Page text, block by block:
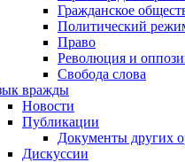
Гражданское
Политический
Право
Революция и
Свобода слова
вражды
Новости
Публикации
Документы других
Дискуссии